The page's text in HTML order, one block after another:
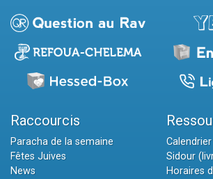
Raccourcis
Paracha de la semaine
Fêtes Juives
News
Sidour
Horaires